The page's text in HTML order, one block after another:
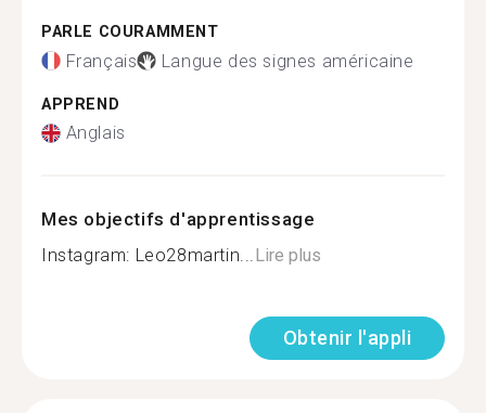
PARLE COURAMMENT
Français Langue des signes américaine
APPREND
Anglais
Mes objectifs d'apprentissage
Instagram: Leo28martin...Lire plus
Obtenir l'appli